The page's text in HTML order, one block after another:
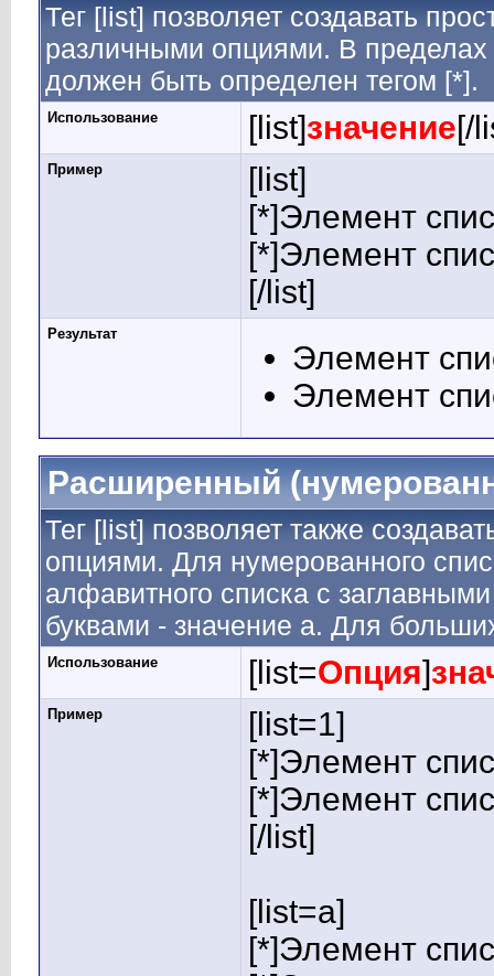
Тег [list] позволяет создавать
различными опциями. В пределах
должен быть определен тегом [*].
Использование [list]значение[/
Пример
[list]
[*]Элемент
[*]Элемент
[/list]
Результат
Элемент
Элемент
Расширенный
Тег [list] позволяет также
опциями. Для нумерованного
алфавитного списка с
буквами - значение а. Для
Использование [list=Опция]
Пример
[list=1]
[*]Элемент
[*]Элемент
[/list]
[list=a]
[*]Элемент